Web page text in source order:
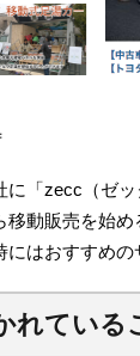
に「zecc（ゼ
動販売を始め
はおすすめの
れている